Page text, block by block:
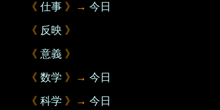
《 仕事 》→ 今日
《 反映 》
《 意義 》
《 数学 》→ 今日
《 科学 》→ 今日